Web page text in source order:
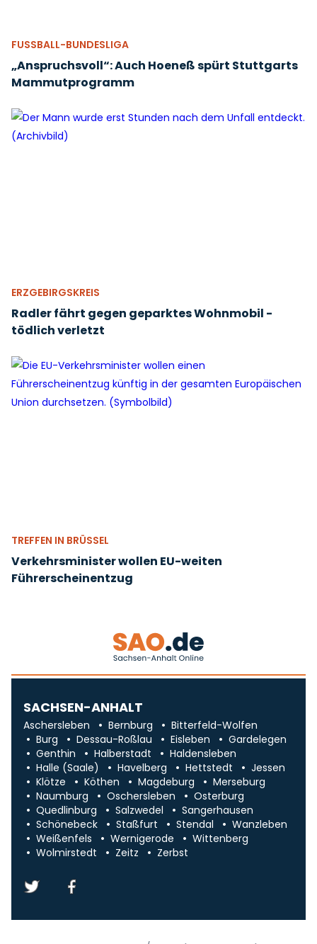
FUSSBALL-BUNDESLIGA
„Anspruchsvoll“: Auch Hoeneß spürt Stuttgarts
Mammutprogramm
ERZGEBIRGSKREIS
Radler fährt gegen geparktes Wohnmobil -
tödlich verletzt
TREFFEN IN BRÜSSEL
Verkehrsminister wollen EU-weiten
Führerscheinentzug
SACHSEN-ANHALT
Aschersleben Bernburg
Bitterfeld-Wolfen
Burg
Dessau-Roßlau Eisleben
Gardelegen
Genthin
Halberstadt
Haldensleben
Halle (Saale)
Havelberg Hettstedt
Jessen
Klötze
Köthen Magdeburg
Merseburg
Naumburg
Oschersleben
Osterburg
Quedlinburg
Salzwedel
Sangerhausen
Schönebeck
Staßfurt Stendal
Wanzleben
Weißenfels
Wernigerode
Wittenberg
Wolmirstedt
Zeitz Zerbst